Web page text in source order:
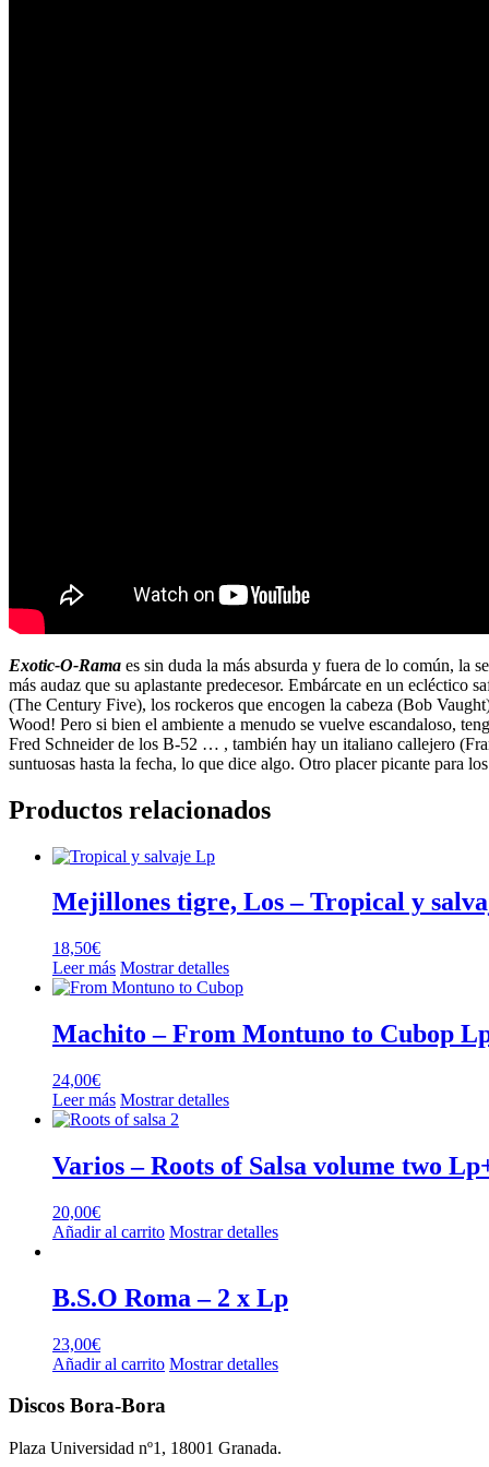
Exotic-O-Rama es sin duda la más absurda y fuera de lo común, la
más audaz que su aplastante predecesor. Embárcate en un ecléctico
(The Century Five), los rockeros que encogen la cabeza (Bob
Wood! Pero si bien el ambiente a menudo se vuelve escandaloso,
Fred Schneider de los B-52 … , también hay un italiano callejero
suntuosas hasta la fecha, lo que dice algo. Otro placer picante para
Productos relacionados
Mejillones tigre, Los – Tropical y
18,50€
Leer más Mostrar detalles
Machito – From Montuno to Cubop
24,00€
Leer más Mostrar detalles
Varios – Roots of Salsa volume two
20,00€
Añadir al carrito Mostrar detalles
B.S.O Roma – 2 x Lp
23,00€
Añadir al carrito Mostrar detalles
Discos Bora-Bora
Plaza Universidad nº1, 18001 Granada.